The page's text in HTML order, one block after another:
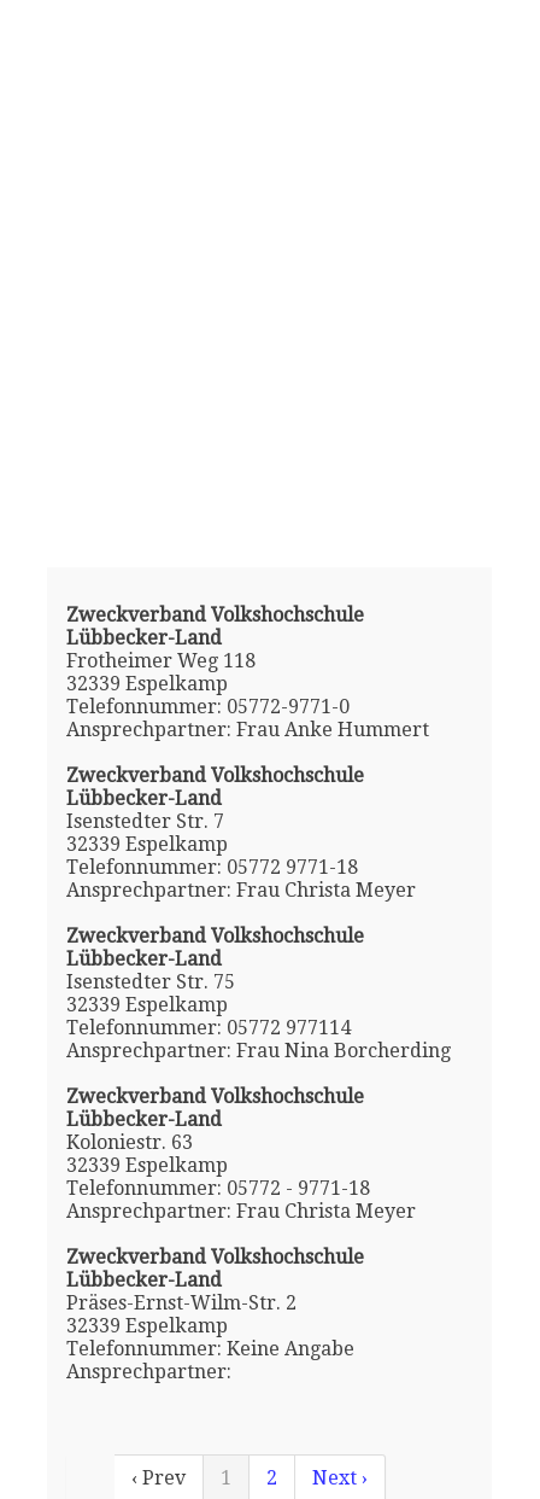
Zweckverband Volkshochschule
Lübbecker-Land
Frotheimer Weg 118
32339 Espelkamp
Telefonnummer: 05772-9771-0
Ansprechpartner: Frau Anke Hummert
Zweckverband Volkshochschule
Lübbecker-Land
Isenstedter Str. 7
32339 Espelkamp
Telefonnummer: 05772 9771-18
Ansprechpartner: Frau Christa Meyer
Zweckverband Volkshochschule
Lübbecker-Land
Isenstedter Str. 75
32339 Espelkamp
Telefonnummer: 05772 977114
Ansprechpartner: Frau Nina Borcherding
Zweckverband Volkshochschule
Lübbecker-Land
Koloniestr. 63
32339 Espelkamp
Telefonnummer: 05772 - 9771-18
Ansprechpartner: Frau Christa Meyer
Zweckverband Volkshochschule
Lübbecker-Land
Präses-Ernst-Wilm-Str. 2
32339 Espelkamp
Telefonnummer: Keine Angabe
Ansprechpartner:
‹ Prev 1 2 Next ›